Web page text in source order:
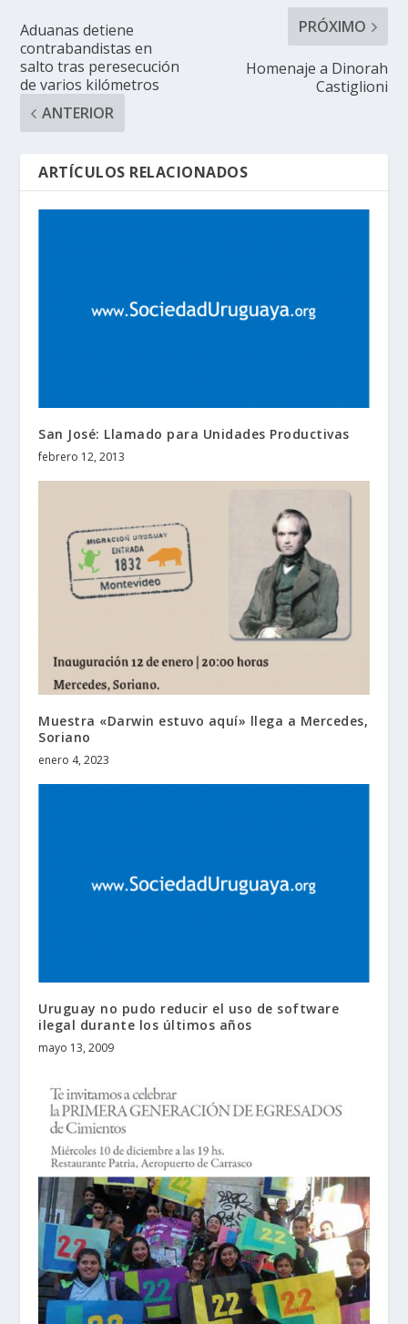
Aduanas detiene
contrabandistas en
salto tras peresecución
de varios kilómetros
ANTERIOR
PRÓXIMO
Homenaje a Dinorah
Castiglioni
ARTÍCULOS RELACIONADOS
San José: Llamado para Unidades Productivas
febrero 12, 2013
Muestra «Darwin estuvo aquí» llega a Mercedes,
Soriano
enero 4, 2023
Uruguay no pudo reducir el uso de software
ilegal durante los últimos años
mayo 13, 2009